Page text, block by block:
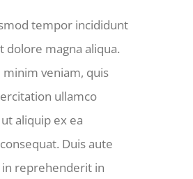
tempor incididunt
dolore magna aliqua.
minim veniam, quis
ullamco
aliquip ex ea
Duis aute
reprehenderit in